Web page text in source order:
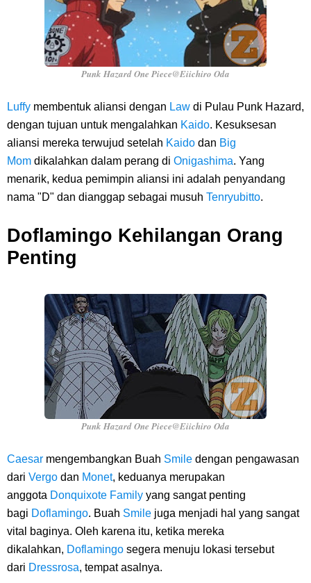
Punk Hazard One Piece@Eiichiro Oda
Luffy membentuk aliansi dengan Law di Pulau Punk Hazard,
dengan tujuan untuk mengalahkan Kaido. Kesuksesan
aliansi mereka terwujud setelah Kaido dan Big
Mom dikalahkan dalam perang di Onigashima. Yang
menarik, kedua pemimpin aliansi ini adalah penyandang
nama "D" dan dianggap sebagai musuh Tenryubitto.
Doflamingo Kehilangan Orang
Penting
Punk Hazard One Piece@Eiichiro Oda
Caesar mengembangkan Buah Smile dengan pengawasan
dari Vergo dan Monet, keduanya merupakan
anggota Donquixote Family yang sangat penting
bagi Doflamingo. Buah Smile juga menjadi hal yang sangat
vital baginya. Oleh karena itu, ketika mereka
dikalahkan, Doflamingo segera menuju lokasi tersebut
dari Dressrosa, tempat asalnya.